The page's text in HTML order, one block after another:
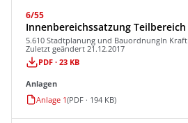
6/55
Innenbereichssatzung Teilbereich
5.610 Stadtplanung und BauordnungIn Kraft
Zuletzt geändert 21.12.2017
PDF · 23 KB
Anlagen
Anlage 1(PDF · 194 KB)